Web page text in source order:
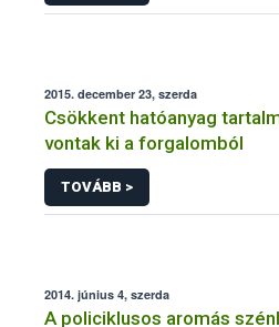
2015. december 23, szerda
Csökkent hatóanyag
vontak ki a forgalomból
TOVÁBB >
2014. június 4, szerda
A policiklusos aromás